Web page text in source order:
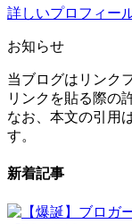
詳しいプロフィー
お知らせ
当ブログはリンク
リンクを貼る際の
なお、本文の引用
す。
新着記事